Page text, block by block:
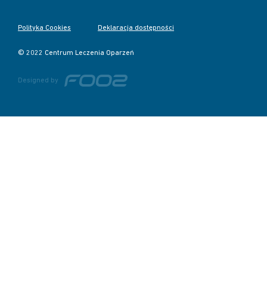
© 2022 Centrum Leczenia Oparzeń
Polityka Cookies Deklaracja dostępności
Designed by